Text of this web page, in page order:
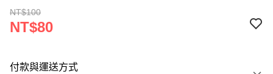
NT$100
NT$80
付款與運送方式